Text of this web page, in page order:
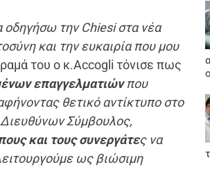
οδηγήσω τηνChiesi στα νέα
και την ευκαιρία που μου
του ο κ.Accogli τόνισε πως
επαγγελματιώνπου
θετικό αντίκτυπο στο
Διευθύνων Σύμβουλος,
και τους συνεργάτες να
ως βιώσιμη